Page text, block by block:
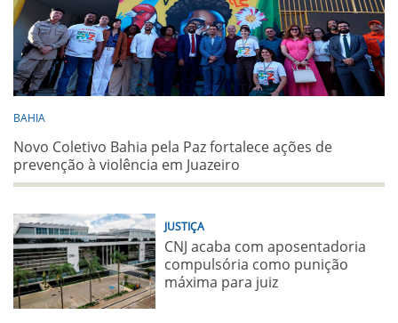
BAHIA
Novo Coletivo Bahia pela Paz fortalece ações de
prevenção à violência em Juazeiro
JUSTIÇA
CNJ acaba com aposentadoria
compulsória como punição
máxima para juiz